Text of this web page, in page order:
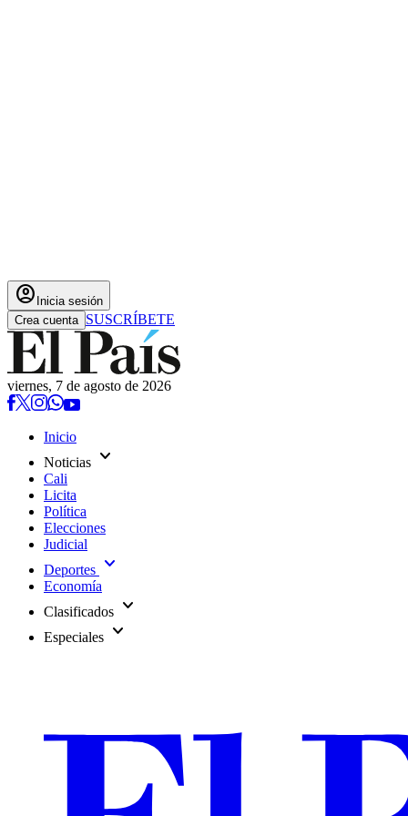
account_circle Inicia sesión
Crea cuenta SUSCRÍBETE
viernes, 7 de agosto de 2026
Inicio
Noticias expand_more
Cali
Licita
Política
Elecciones
Judicial
Deportes expand_more
Economía
Clasificados expand_more
Especiales expand_more